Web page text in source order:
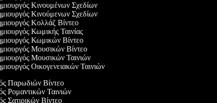
Κινουμένων Σχεδίων
Κινούμενων Σχεδίων
Κολλάζ Βίντεο
Κωμικής Ταινίας
Κωμικών Βίντεο
Μουσικών Βίντεο
Μουσικών Ταινιών
Οικογενειακών Ταινιών
Παρωδιών Βίντεο
Ρομαντικών Ταινιών
Σατιρικών Βίντεο